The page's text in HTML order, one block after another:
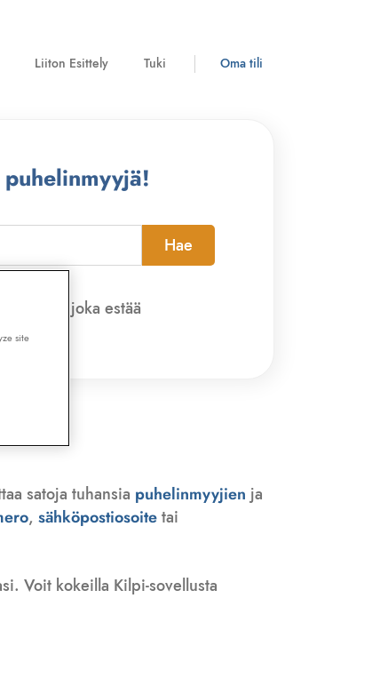
Liiton Esittely Tuki Oma tili
Hae
joka estää
satoja tuhansia puhelinmyyjien ja
, sähköpostiosoitetai
Voit kokeilla Kilpi-sovellusta
site